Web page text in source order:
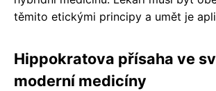
těmito etickými principy a umět je
Hippokratova přísaha ve
moderní medicíny